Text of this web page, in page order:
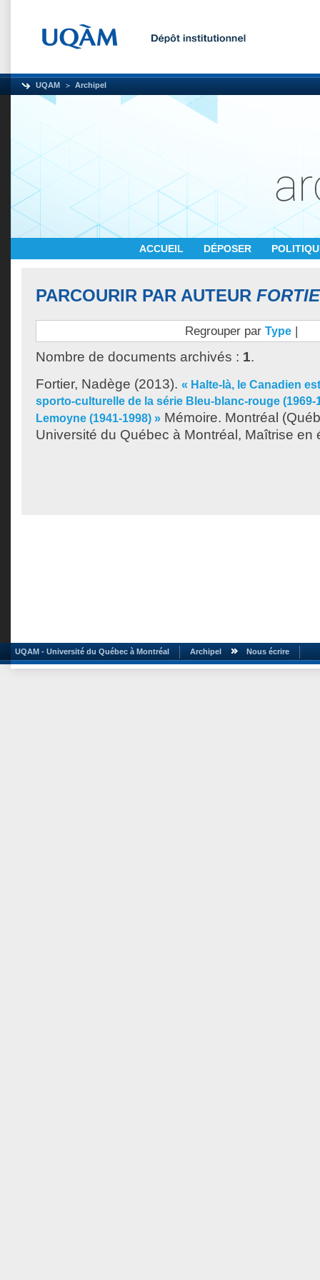
UQAM Archipel
ACCUEIL DÉPOSER
PARCOURIR PAR AUTEUR
Regrouper par Type |
Nombre de documents archivés : 1.
Fortier, Nadège (2013). « Halte-là, le Canadien
sporto-culturelle de la série Bleu-blanc-rouge (1969-
Lemoyne (1941-1998) » Mémoire. Montréal
Université du Québec à Montréal, Maîtrise en
UQAM - Université du Québec à Montréal Archipel Nous écrire